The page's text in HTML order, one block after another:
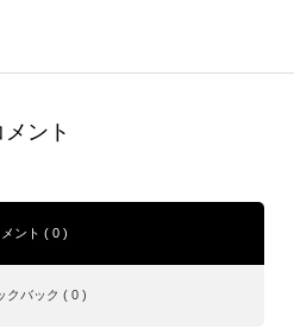
メント
メント ( 0 )
クバック ( 0 )